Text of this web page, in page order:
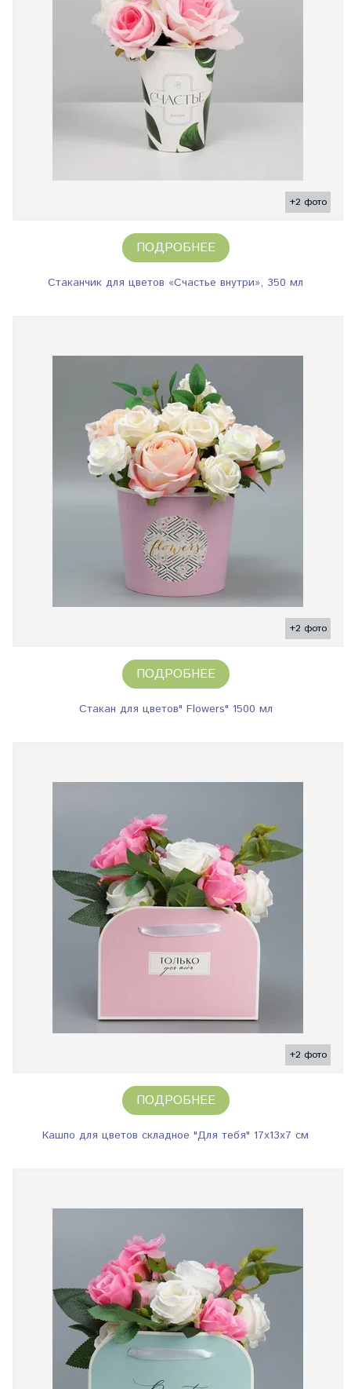
+2 фото
ПОДРОБНЕЕ
Стаканчик для цветов «Счастье внутри», 350 мл
+2 фото
ПОДРОБНЕЕ
Стакан для цветов" Flowers" 1500 мл
+2 фото
ПОДРОБНЕЕ
Кашпо для цветов складное "Для тебя" 17х13х7 см